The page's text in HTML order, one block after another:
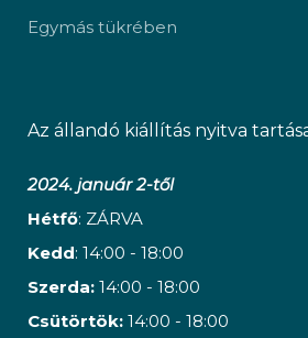
Egymás tükrében
Az állandó kiállítás nyitva
2024. január 2-től
Hétfő: ZÁRVA
Kedd: 14:00 - 18:00
Szerda: 14:00 - 18:00
Csütörtök: 14:00 - 18:00